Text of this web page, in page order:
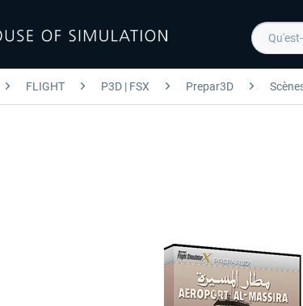
FLIGHT P3D | FSX Prepar3D